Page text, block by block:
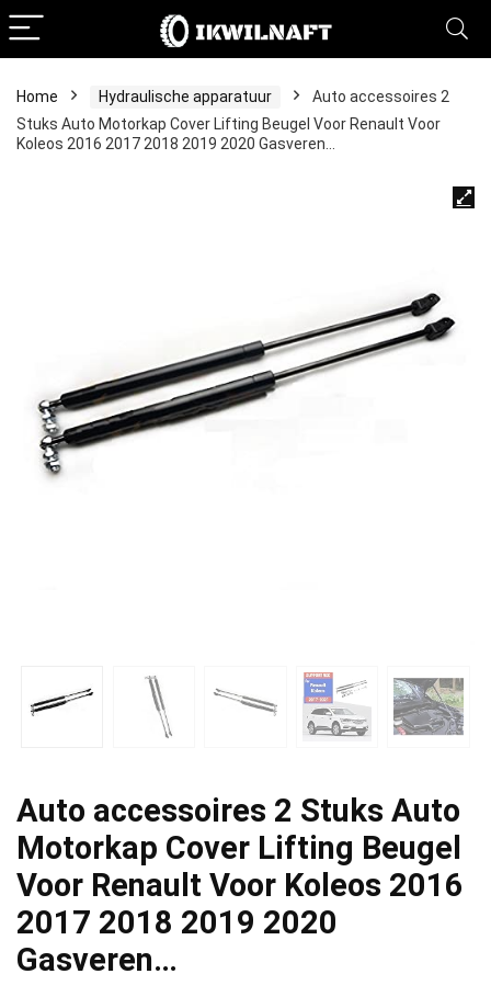
Home Hydraulische apparatuur
Auto accessoires 2
Stuks Auto Motorkap Cover Lifting Beugel Voor Renault Voor
Koleos 2016 2017 2018 2019 2020 Gasveren…
Auto accessoires 2 Stuks Auto
Motorkap Cover Lifting Beugel
Voor Renault Voor Koleos 2016
2017 2018 2019 2020
Gasveren…